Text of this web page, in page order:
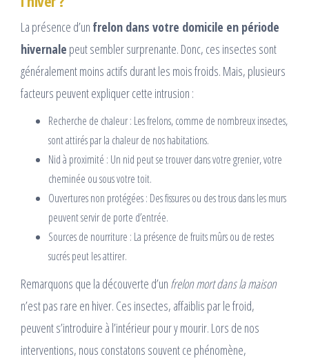
La présence d’un frelon dans votre domicile en période
hivernale peut sembler surprenante. Donc, ces insectes sont
généralement moins actifs durant les mois froids. Mais, plusieurs
facteurs peuvent expliquer cette intrusion :
Recherche de chaleur : Les frelons, comme de nombreux insectes,
sont attirés par la chaleur de nos habitations.
Nid à proximité : Un nid peut se trouver dans votre grenier, votre
cheminée ou sous votre toit.
Ouvertures non protégées : Des fissures ou des trous dans les murs
peuvent servir de porte d’entrée.
Sources de nourriture : La présence de fruits mûrs ou de restes
sucrés peut les attirer.
Remarquons que la découverte d’un frelon mort dans la maison
n’est pas rare en hiver. Ces insectes, affaiblis par le froid,
peuvent s’introduire à l’intérieur pour y mourir. Lors de nos
interventions, nous constatons souvent ce phénomène,